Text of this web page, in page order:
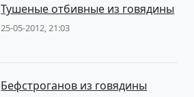
Тушеные отбивные из говядины
25-05-2012, 21:03
Бефстроганов из говядины